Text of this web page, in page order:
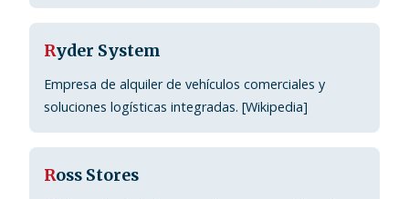
Ryder System
Empresa de alquiler de vehículos comerciales y
soluciones logísticas integradas. [Wikipedia]
Ross Stores